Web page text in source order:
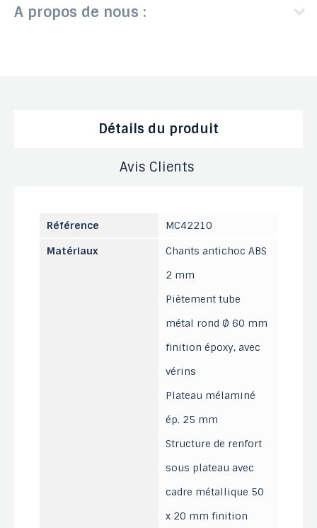
A propos de nous :
Détails du produit
Avis Clients
Référence
MC42210
Matériaux
Chants antichoc ABS
2 mm
Piètement tube
métal rond Ø 60 mm
finition époxy, avec
vérins
Plateau mélaminé
ép. 25 mm
Structure de renfort
sous plateau avec
cadre métallique 50
x 20 mm finition